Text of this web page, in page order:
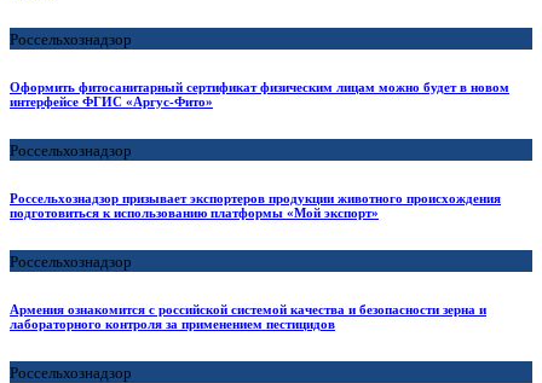
Россельхознадзор
Оформить фитосанитарный сертификат физическим лицам можно будет в новом
интерфейсе ФГИС «Аргус-Фито»
Россельхознадзор
Россельхознадзор призывает экспортеров продукции животного происхождения
подготовиться к использованию платформы «Мой экспорт»
Россельхознадзор
Армения ознакомится с российской системой качества и безопасности зерна и
лабораторного контроля за применением пестицидов
Россельхознадзор